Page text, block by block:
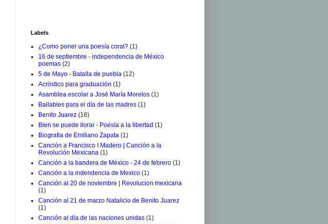
Labels
¿Como poner una poesía coral? (1)
16 de septiembre - independencia de México
poemas (2)
5 de Mayo - Batalla de puebla (12)
Acróstico para graduación (1)
Asamblea escolar a José María Morelos (1)
Bailables para el día de las madres (1)
Benito Juarez (18)
Bien se puede llorar - Poesía a la libertad (1)
Biografia de Emiliano Zapata (1)
Canción a Francisco I Madero | Canción a la
Revolución Mexicana (1)
Canción a la bandera de México - 24 de febrero (1)
Canción a la indendencia de Mexico (1)
Canción al 20 de noviembre | Revolucion mexicana
(1)
Canción al 21 de marzo Natalicio de Benito Juarez
(1)
Canción al día de las naciones unidas (1)